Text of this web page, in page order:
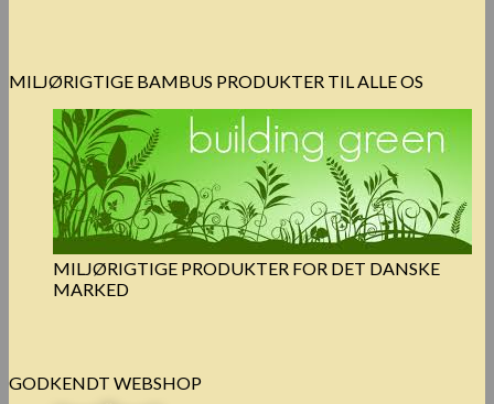
MILJØRIGTIGE BAMBUS PRODUKTER TIL ALLE OS
MILJØRIGTIGE PRODUKTER FOR DET DANSKE
MARKED
GODKENDT WEBSHOP